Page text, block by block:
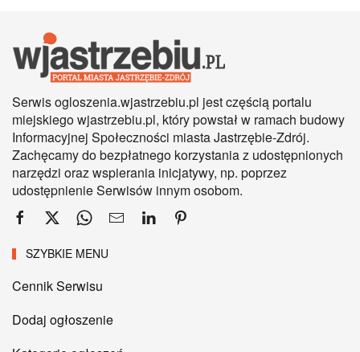
Serwis ogloszenia.wjastrzebiu.pl jest częścią portalu
miejskiego wjastrzebiu.pl, który powstał w ramach budowy
Informacyjnej Społeczności miasta Jastrzębie-Zdrój.
Zachęcamy do bezpłatnego korzystania z udostępnionych
narzędzi oraz wspierania inicjatywy, np. poprzez
udostępnienie Serwisów innym osobom.
SZYBKIE MENU
Cennik Serwisu
Dodaj ogłoszenie